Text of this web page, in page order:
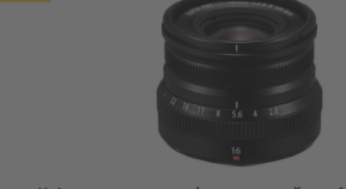
TISKÁRNY A SKENERY